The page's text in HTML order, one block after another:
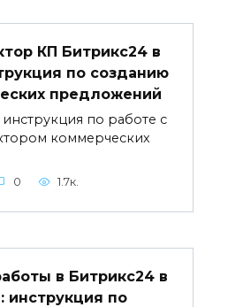
КП Битрикс24 в
по созданию
предложений
по работе с
коммерческих
0 1.7к.
в Битрикс24 в
инструкция по